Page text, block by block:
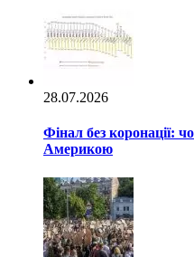
28.07.2026
Фінал без коронації:
Америкою